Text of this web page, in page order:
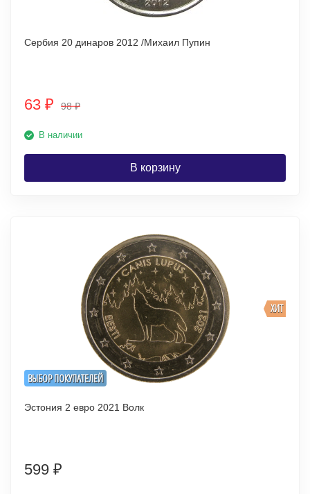
Сербия 20 динаров 2012 /Михаил Пупин
63 ₽ 98₽
В наличии
В корзину
ВЫБОР ПОКУПАТЕЛЕЙ
ХИТ
Эстония 2 евро 2021 Волк
599 ₽